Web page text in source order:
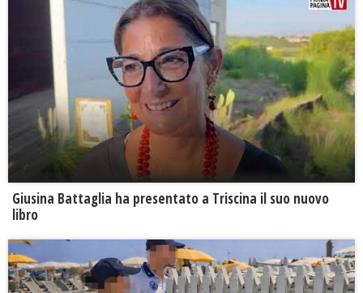
Giusina Battaglia ha presentato a Triscina il suo nuovo
libro